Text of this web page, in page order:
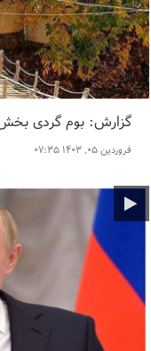
گزارش: بوم گردی
فروردین ۰۵, ۱۴۰۳ ۰۷:۳۵